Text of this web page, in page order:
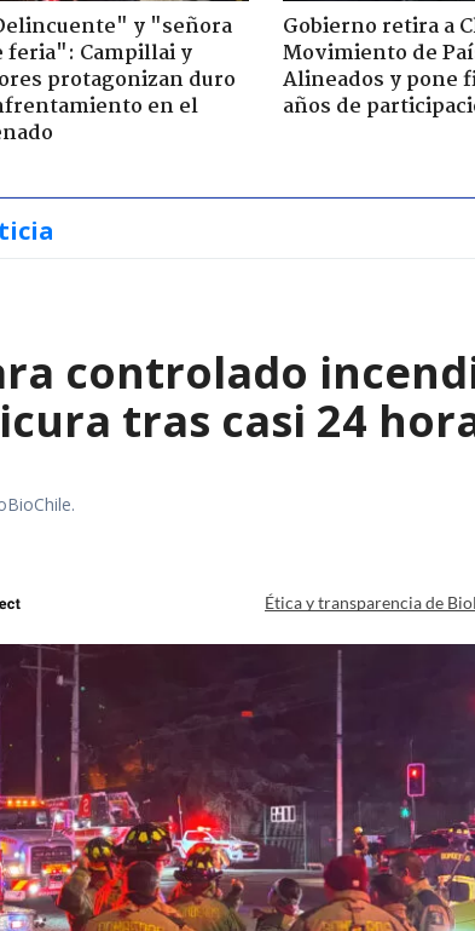
y "señora
feria": Campillai y
protagonizan duro
en el
Gobierno retira a
Movimiento de
Alineados y pone
años de
controlado
tras casi 24
Ética y transparencia de